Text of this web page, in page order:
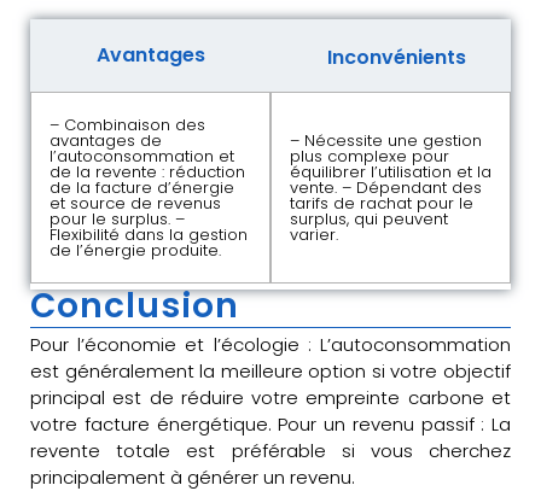
Avantages Inconvénients
– Combinaison des
avantages de
l’autoconsommation et
de la revente : réduction
de la facture d’énergie
et source de revenus
pour le surplus. –
Flexibilité dans la gestion
de l’énergie produite.
– Nécessite une gestion
plus complexe pour
équilibrer l’utilisation et la
vente. – Dépendant des
tarifs de rachat pour le
surplus, qui peuvent
varier.
Conclusion
Pour l’économie et l’écologie : L’autoconsommation
est généralement la meilleure option si votre objectif
principal est de réduire votre empreinte carbone et
votre facture énergétique. Pour un revenu passif : La
revente totale est préférable si vous cherchez
principalement à générer un revenu.